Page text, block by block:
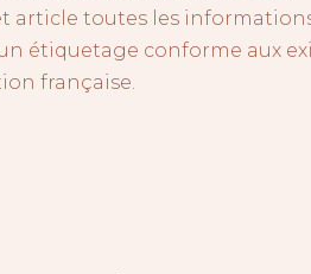
article toutes les
étiquetage conforme aux
française.